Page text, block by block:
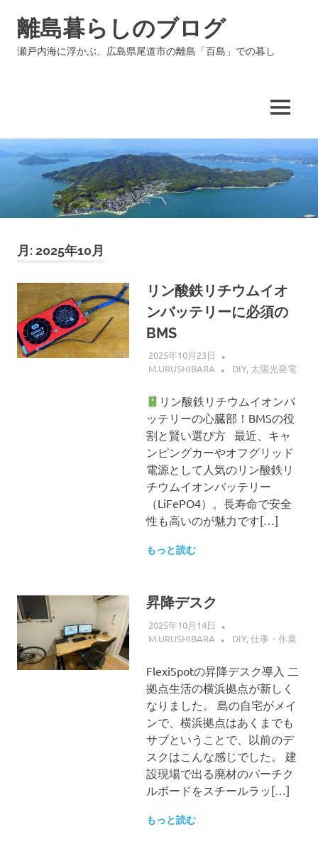
ッ
離島暮らしのブログ
瀬戸内海に浮かぶ、広島県尾道市の離島「百島」での暮し
MENU
月:2025年10月
リン酸鉄リチウムイオ
ンバッテリーに必須の
BMS
2025年10月23日
M.URUSHIBARA
DIY, 太陽光発電
リン酸鉄リチウムイオンバ
ッテリーの心臓部！BMSの役
割と賢い選び方 最近、キャ
ンピングカーやオフグリッド
電源として人気のリン酸鉄リ
チウムイオンバッテリー
（LiFePO4）。長寿命で安全
性も高いのが魅力です[…]
もっと読む
昇降デスク
2025年10月14日
M.URUSHIBARA
DIY,仕事・作業
FlexiSpotの昇降デスク導入 二
拠点生活の横浜拠点が新しく
なりました。 島の自宅がメイ
ンで、横浜拠点はあくまでも
サブということで、以前のデ
スクはこんな感じでした。 建
設現場で出る廃材のパーチク
ルボードをスチールラッ[…]
もっと読む